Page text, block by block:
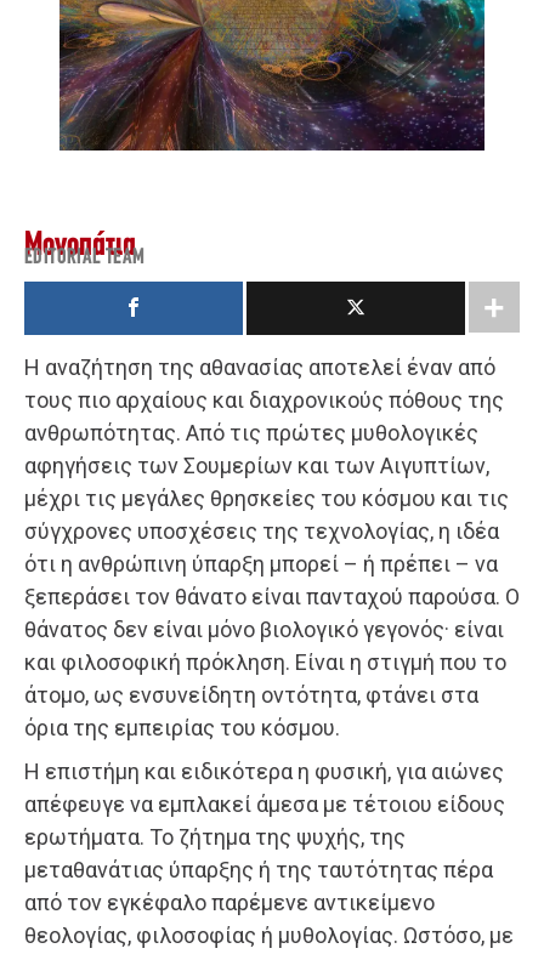
Μονοπάτια
EDITORIAL TEAM
Η αναζήτηση της αθανασίας αποτελεί έναν από
τους πιο αρχαίους και διαχρονικούς πόθους της
ανθρωπότητας. Από τις πρώτες μυθολογικές
αφηγήσεις των Σουμερίων και των Αιγυπτίων,
μέχρι τις μεγάλες θρησκείες του κόσμου και τις
σύγχρονες υποσχέσεις της τεχνολογίας, η ιδέα
ότι η ανθρώπινη ύπαρξη μπορεί – ή πρέπει – να
ξεπεράσει τον θάνατο είναι πανταχού παρούσα. Ο
θάνατος δεν είναι μόνο βιολογικό γεγονός· είναι
και φιλοσοφική πρόκληση. Είναι η στιγμή που το
άτομο, ως ενσυνείδητη οντότητα, φτάνει στα
όρια της εμπειρίας του κόσμου.
Η επιστήμη και ειδικότερα η φυσική, για αιώνες
απέφευγε να εμπλακεί άμεσα με τέτοιου είδους
ερωτήματα. Το ζήτημα της ψυχής, της
μεταθανάτιας ύπαρξης ή της ταυτότητας πέρα
από τον εγκέφαλο παρέμενε αντικείμενο
θεολογίας, φιλοσοφίας ή μυθολογίας. Ωστόσο, με